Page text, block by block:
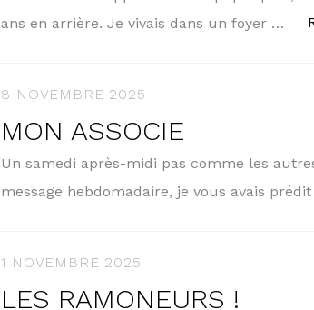
ans en arrière. Je vivais dans un foyer …
8 NOVEMBRE 2025
MON ASSOCIE
Un samedi après-midi pas comme les
message hebdomadaire, je vous avais
1 NOVEMBRE 2025
LES RAMONEURS !